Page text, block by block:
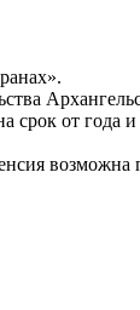
срок от